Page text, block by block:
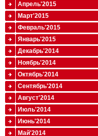
Апрель'2015
Март'2015
Февраль'2015
Январь'2015
Декабрь'2014
Ноябрь'2014
Октябрь'2014
Сентябрь'2014
Август'2014
Июль'2014
Июнь'2014
Май'2014